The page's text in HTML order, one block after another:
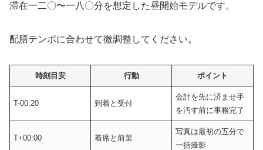
滞在一二〇〜一八〇分を想定した昼開始モデルです。
配膳テンポに合わせて微調整してください。
時刻目安 行動 ポイント
T-00:20 到着と受付
会計を先に済ませ手
を汚す前に事務完了
T+00:00 着席と前菜
写真は最初の五分で
一括撮影